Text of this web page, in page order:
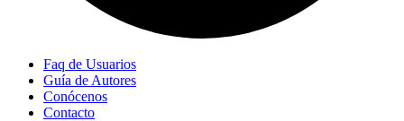
Faq de Usuarios
Guía de Autores
Conócenos
Contacto